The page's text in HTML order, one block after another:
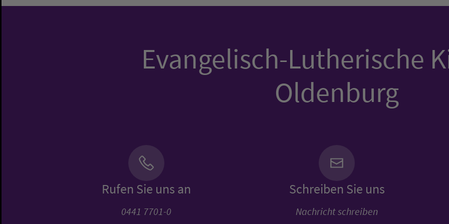
Evangelisch-Lutherische
Oldenburg
Rufen Sie uns an
0441 7701-0
Schreiben Sie uns
Nachricht schreiben